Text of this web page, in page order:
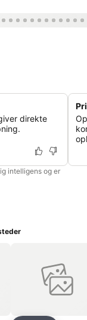
direkte
intelligens og er